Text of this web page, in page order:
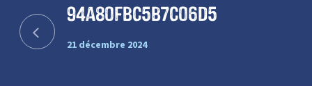
94a80fbc5b7c06d5
21 décembre 2024